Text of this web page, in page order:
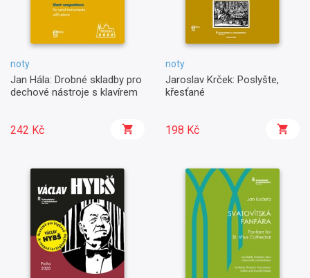
noty
Jan Hála: Drobné skladby pro
dechové nástroje s klavírem
242 Kč
noty
Jaroslav Krček: Poslyšte,
křesťané
198 Kč